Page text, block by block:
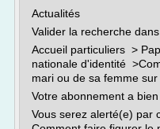
Actualités
Valider la recherche
Accueil particuliers >
nationale d'identité
mari ou de sa femme
Votre abonnement a
Vous serez alerté(e) par